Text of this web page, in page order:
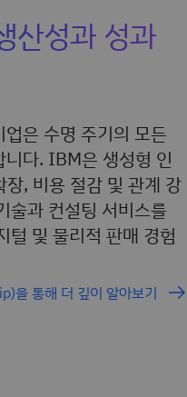
산성과 성과
은 수명 주기의 모든
니다. IBM은 생성형 인
, 비용 절감 및 관계 강
술과 컨설팅 서비스를
털 및 물리적 판매 경험
을 통해 더 깊이 알아보기